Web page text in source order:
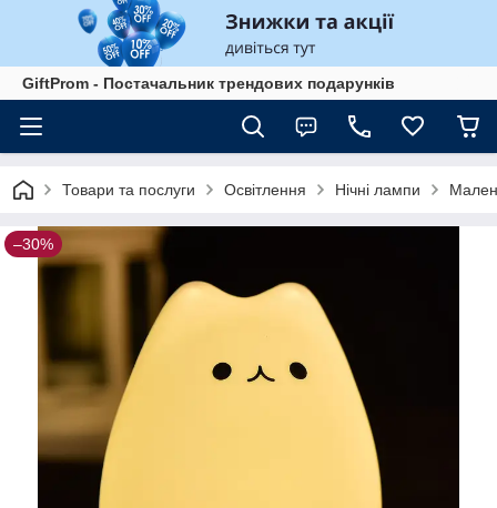
GiftProm - Постачальник трендових подарунків
Товари та послуги Освітлення Нічні лампи
–30%